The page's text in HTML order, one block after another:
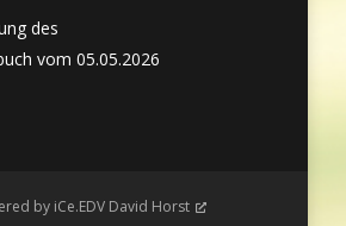
des
vom 05.05.2026
by iCe.EDV David Horst